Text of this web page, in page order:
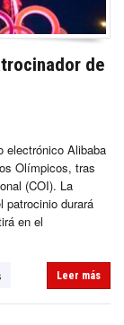
de
electrónico Alibaba
Olímpicos, tras
(COI). La
patrocinio durará
en el
Leer más